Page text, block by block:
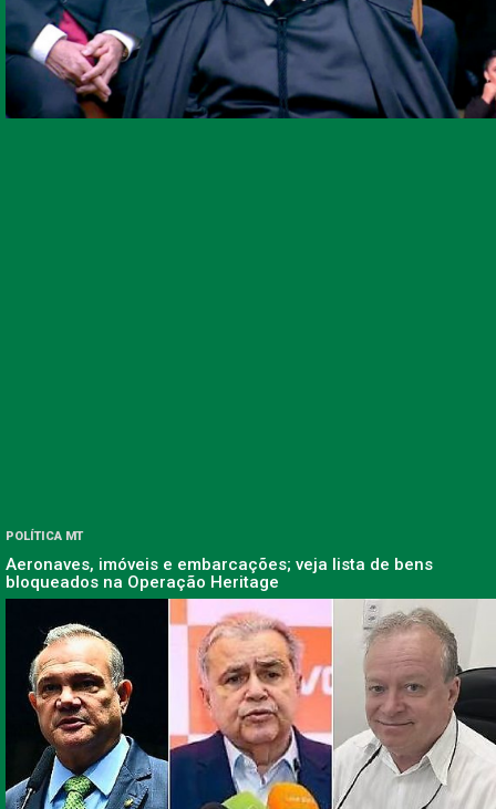
POLÍTICA MT
Aeronaves, imóveis e embarcações; veja lista de bens
bloqueados na Operação Heritage